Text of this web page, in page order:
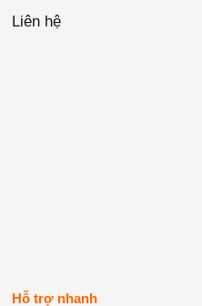
Liên hệ
Hỗ trợ nhanh